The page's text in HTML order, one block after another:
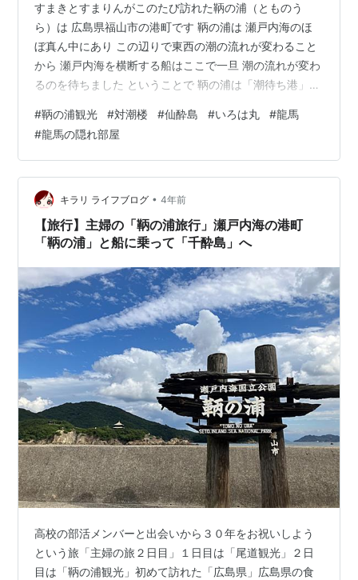
すまきとすまりんがこのたび訪れた鞆の浦（とものう
ら）は 広島県福山市の港町です 鞆の浦は 瀬戸内海のほ
ぼ真ん中にあり この辺りで東西の潮の流れが変わること
から 瀬戸内海を横断する船はここで一旦 潮の流れが変わ
るのを待ちました ということで 鞆の浦は「潮待ち港」と
そういえば「崖の上のポニョ」の舞台になったとも言わ
れていますね(^_-)-☆宮﨑駿監督が鞆の浦の古民家に滞在
中「崖の上のポニョ」の案を練られたとのこと… 今回は
小さな宝石箱のような鞆の浦の町を巡ってみたいと思い
ます 観光の順番が前後しますが この順にご紹介します ❶
東洋一の景色の寺 …
#鞆の浦観光 #対潮楼 #仙酔島 #いろは丸 #龍馬
#龍馬の隠れ部屋
キラリ ライフブログ • 4年前
【旅行】主婦の「鞆の浦旅行」瀬戸内海の港町
「鞆の浦」と船に乗って「千酔島」へ
高校の部活メンバーと出会いから３０年をお祝いしよう
という旅「主婦の旅２日目」１日目は「尾道観光」２日
目は「鞆の浦観光」初めて訪れた「広島県」広島県の食